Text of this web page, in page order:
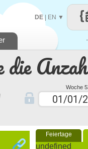
die
Woche
Feiertage
undefined
DE| EN ▼